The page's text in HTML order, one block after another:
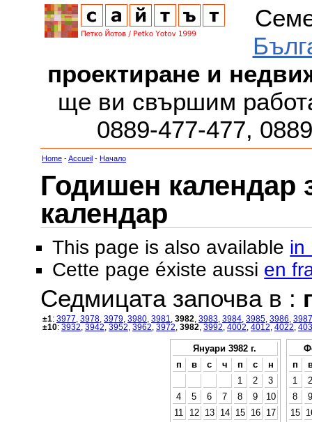
проектиране и
ще ви свършим
0889-477-477,
Home -Accueil - Начало
Годишен календар
календар
This page is also available in
Cette page éxiste aussi en
Седмицата започва в :
±1: 3977 3978 3979 3980 3981 3982 3983 3984 3985 3986 3987
±10: 3932 3942 3952 3962 3972 3982 3992 4002 4012 4022
Януари 3982 г.
п
в с ч п с
н
1
2
3
4
5 6 7 8 9
10
11
12 13 14 15 16
17
п
1
2
8
9
15